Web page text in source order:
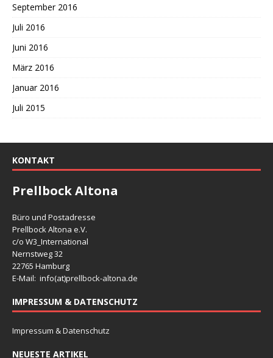
September 2016
Juli 2016
Juni 2016
März 2016
Januar 2016
Juli 2015
KONTAKT
Prellbock Altona
Büro und Postadresse
Prellbock Altona e.V.
c/o W3_International
Nernstweg 32
22765 Hamburg
E-Mail: info(at)prellbock-altona.de
IMPRESSUM & DATENSCHUTZ
Impressum & Datenschutz
NEUESTE ARTIKEL